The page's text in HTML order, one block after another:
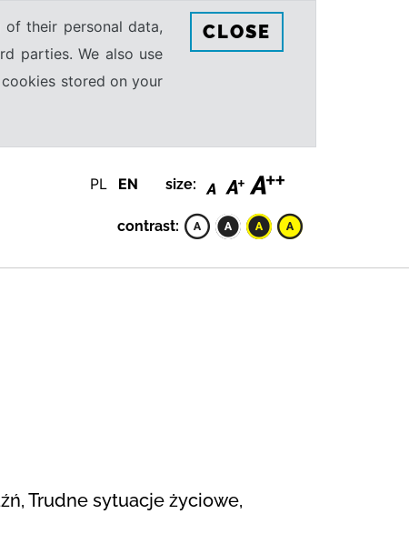
their personal data,
parties. We also use
stored on your
CLOSE
PL EN size:
contrast:
Trudne sytuacje życiowe,